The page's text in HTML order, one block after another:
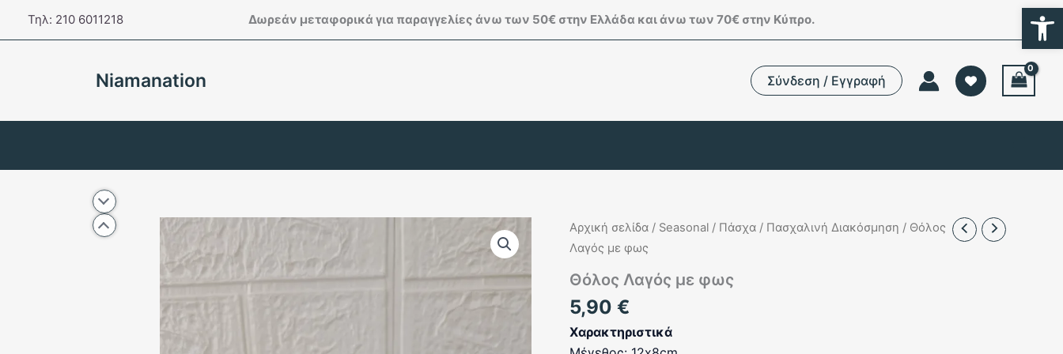
Τηλ: 210 6011218 Δωρεάν μεταφορικά για παραγγελίες άνω των 50€ στην Ελλάδα και άνω των 70€ στην Κύπρο.
Niamanation Σύνδεση / Εγγραφή
Αρχική σελίδα / Seasonal / Πάσχα / Πασχαλινή Διακόσμηση / Θόλος
Λαγός με φως
Θόλος Λαγός με φως
5,90 €
Χαρακτηριστικά